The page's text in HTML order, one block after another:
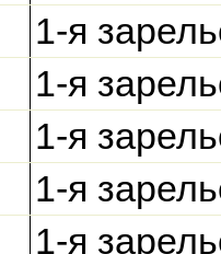
1-я
1-я
1-я
1-я
1-я